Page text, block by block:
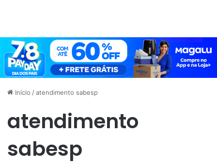
Início /atendimento sabesp
atendimento
sabesp